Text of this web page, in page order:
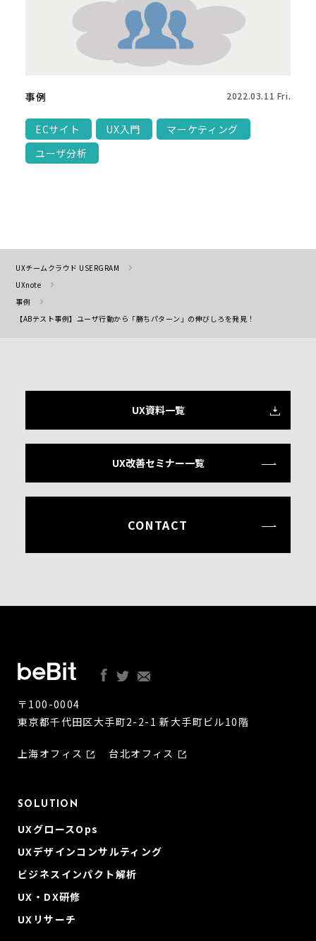
事例 2022.03.11 Fri.
ECサイト UX入門
マーケティング
ユーザ分析
UXチームクラウド USERGRAM
UXnote
事例
【ABテスト事例】ユーザ行動から「勝ちパターン」の伸びしろを発見！
UX資料一覧
UX改善セミナー一覧
CONTACT
〒100-0004
東京都千代田区大手町2-2-1 新大手町ビル10階
上海オフィス 台北オフィス
SOLUTION
UXグロースOps
UXデザインコンサルティング
ビジネスインパクト解析
UX・DX研修
UXリサーチ